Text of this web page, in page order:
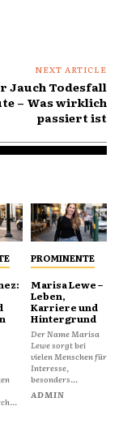
NEXT ARTICLE
Jauch Todesfall
– Was wirklich
passiert ist
PROMINENTE
Marisa Lewe –
Leben,
Karriere und
Hintergrund
Der Name Marisa
Lewe sorgt bei
vielen Menschen für
Interesse,
besonders...
ADMIN